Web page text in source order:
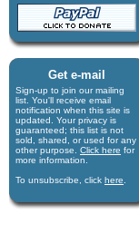
Get e-mail
Sign-up to join our mail­ing
list. You'll receive e­mail
notification when this site is
updated. Your privacy is
guaran­teed; this list is not
sold, shared, or used for any
other purpose. Click here for
more infor­mation.
To unsubscribe, click here